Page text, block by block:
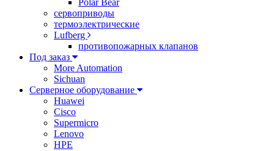
Polar Bear
сервоприводы
термоэлектрические
Lufberg
противопожарных клапанов
Под заказ
More Automation
Sichuan
Серверное оборудование
Huawei
Cisco
Supermicro
Lenovo
HPE